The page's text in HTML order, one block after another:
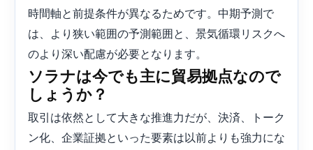
時間軸と前提条件が異なるためです。中期予測で
は、より狭い範囲の予測範囲と、景気循環リスクへ
のより深い配慮が必要となります。
ソラナは今でも主に貿易拠点なので
しょうか？
取引は依然として大きな推進力だが、決済、トーク
ン化、企業証拠といった要素は以前よりも強力にな